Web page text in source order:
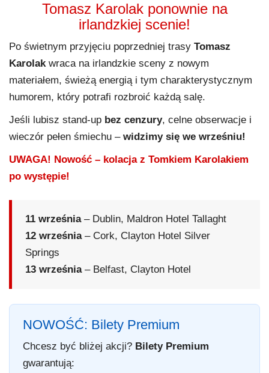
Tomasz Karolak ponownie na
irlandzkiej scenie!
Po świetnym przyjęciu poprzedniej trasy Tomasz
Karolakwraca na irlandzkie sceny z nowym
materiałem, świeżą energią i tym charakterystycznym
humorem, który potrafi rozbroić każdą salę.
Jeśli lubisz stand-up bez cenzury, celne obserwacje i
wieczór pełen śmiechu – widzimy się we wrześniu!
UWAGA! Nowość – kolacja z Tomkiem Karolakiem
po występie!
11 września– Dublin, Maldron Hotel Tallaght
12 września– Cork, Clayton Hotel Silver
Springs
13 września– Belfast, Clayton Hotel
NOWOŚĆ: Bilety Premium
Chcesz być bliżej akcji? Bilety Premium
gwarantują: